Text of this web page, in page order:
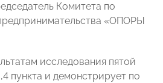
Комитета по
«ОПОРЫ
исследования пятой
пункта и демонстрирует по